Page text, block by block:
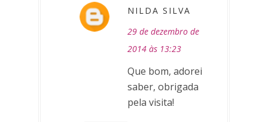
NILDA SILVA
29 de dezembro de
2014 às 13:23
Que bom, adorei
saber, obrigada
pela visita!